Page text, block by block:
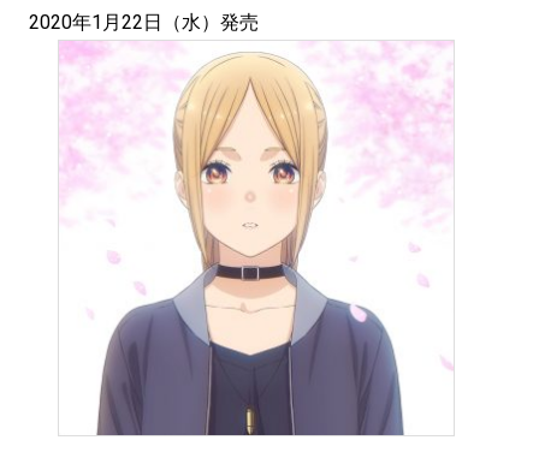
2020年1月22日（水）発売